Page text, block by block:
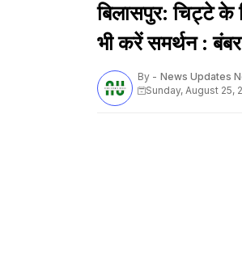
बिलासपुर: चिट्टे के
भी करें समर्थन :
By - News Updates
Sunday, August 25,